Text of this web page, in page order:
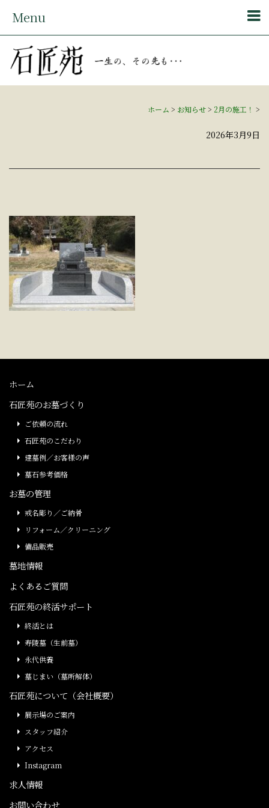
Menu
ホーム > お知らせ> 2月の施工！ >
2026年3月9日
ホーム
石匠苑のお墓づくり
ご依頼の流れ
石匠苑のこだわり
建墓例／お客様の声
墓石参考価格
お墓の管理
戒名彫り／ご納骨
リフォーム／クリーニング
備品販売
墓地情報
よくあるご質問
石匠苑の終活サポート
終活とは
寿陵墓（生前墓）
永代供養
墓じまい（墓所解体）
石匠苑について（会社概要）
展示場のご案内
スタッフ紹介
アクセス
Instagram
求人情報
お問い合わせ